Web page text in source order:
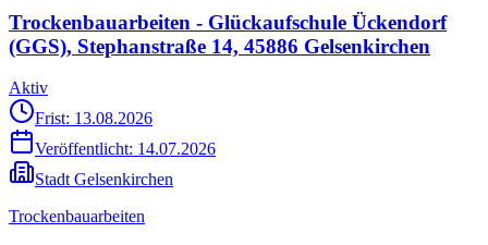
Trockenbauarbeiten - Glückaufschule Ückendorf
(GGS), Stephanstraße 14, 45886 Gelsenkirchen
Aktiv
Frist: 13.08.2026
Veröffentlicht: 14.07.2026
Stadt Gelsenkirchen
Trockenbauarbeiten